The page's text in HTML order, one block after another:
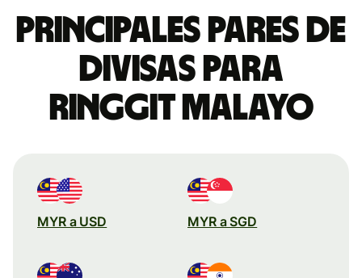
Principales pares de
divisas para
ringgit malayo
MYR a USD MYR a SGD